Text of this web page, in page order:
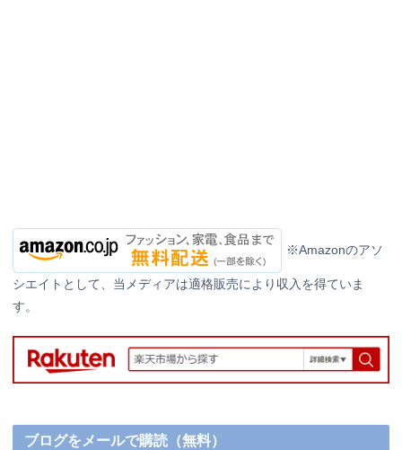
※Amazonのアソ
シエイトとして、当メディアは適格販売により収入を得ていま
す。
ブログをメールで購読（無料）